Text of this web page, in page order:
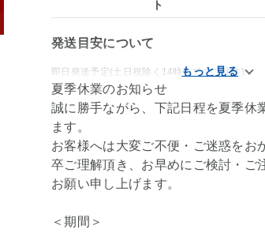
発送目安について
即日発送予定(土日祝除く14時までのご注文)
夏季休業のお知らせ
誠に勝手ながら、下記日程を夏季休
ます。
お客様へは大変ご不便・ご迷惑をお
卒ご理解頂き、お早めにご検討・ご
お願い申し上げます。
＜期間＞